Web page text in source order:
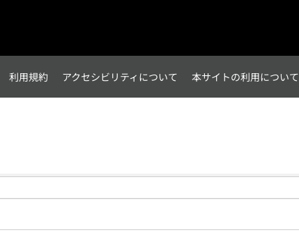
利用規約 アクセシビリティについて 本サイトの利用について